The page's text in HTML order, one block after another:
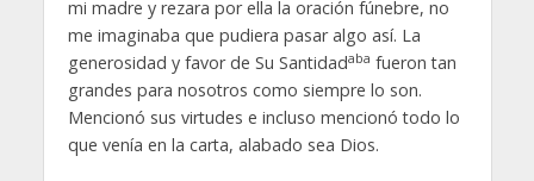
mi madre y rezara por ella la oración fúnebre, no
me imaginaba que pudiera pasar algo así. La
generosidad y favor de Su Santidadaba fueron tan
grandes para nosotros como siempre lo son.
Mencionó sus virtudes e incluso mencionó todo lo
que venía en la carta, alabado sea Dios.